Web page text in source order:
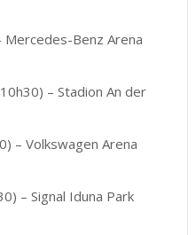
Benz Arena
– Stadion An der
– Volkswagen Arena
– Signal Iduna Park